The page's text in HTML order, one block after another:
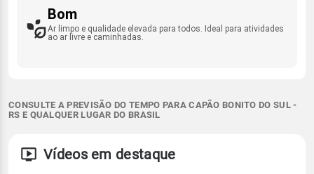
Bom
Ar limpo e qualidade elevada para todos. Ideal para atividades
ao ar livre e caminhadas.
CONSULTE A PREVISÃO DO TEMPO PARA CAPÃO BONITO DO SUL -
RS E QUALQUER LUGAR DO BRASIL
Vídeos em destaque